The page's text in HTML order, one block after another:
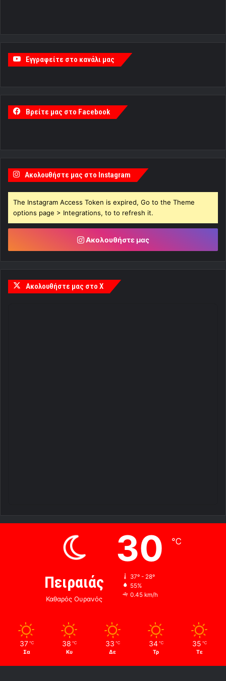
Εγγραφείτε στο κανάλι μας
Βρείτε μας στο Facebook
Ακολουθήστε μας στο Instagram
The Instagram Access Token is expired, Go to the Theme
options page > Integrations, to to refresh it.
Ακολουθήστε μας
Ακολουθήστε μας στο X
Πειραιάς
Καθαρός Ουρανός
30 ℃
37º - 28º
55%
0.45 km/h
37 ℃
Σα
38 ℃
Κυ
33 ℃
Δε
34 ℃
Τρ
35 ℃
Τε